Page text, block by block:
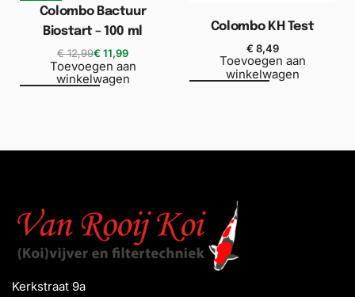
Colombo Bactuur
Biostart – 100 ml
€12,99€ 11,99
Toevoegen aan
winkelwagen
Colombo KH Test
€ 8,49
Toevoegen aan
winkelwagen
Kerkstraat 9a